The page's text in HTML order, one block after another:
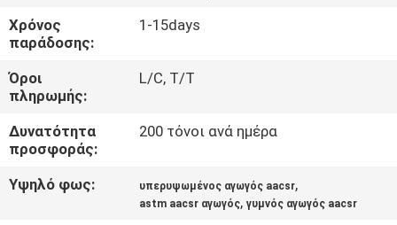
ΕΠΑΦΉ
ΜΕ
ΕΙΔΉΣΕΙΣ
ΖΗΤΉΣΤΕ
Χρόνος
παράδοσης:
1-15days
Όροι
πληρωμής:
L/C, T/T
Δυνατότητα
προσφοράς:
200 τόνοι ανά ημέρα
Υψηλό φως: υπερυψωμένος αγωγός aacsr,
astm aacsr αγωγός,γυμνός αγωγός aacsr